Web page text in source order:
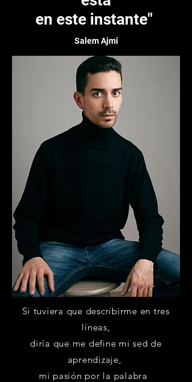
en este instante"
Salem Ajmi
Si tuviera que describirme en tres
líneas,
diría que me define mi sed de
aprendizaje,
mi pasión por la palabra